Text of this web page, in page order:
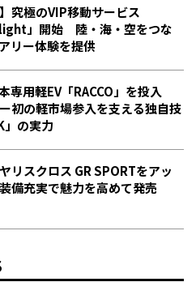
】究極のVIP移動サービス
」開始 陸・海・空をつな
リー体験を提供
本専用軽EV「RACCO」を投入
初の軽市場参入を支える独自技
」の実力
ヤリスクロス GR SPORTをアッ
備充実で魅力を高めて発売